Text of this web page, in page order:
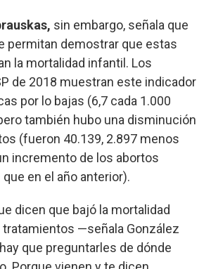
sin embargo, señala que
permitan demostrar que estas
la mortalidad infantil. Los
de 2018 muestran este indicador
por lo bajas (6,7 cada 1.000
también hubo una disminución
(fueron 40.139, 2.897 menos
incremento de los abortos
que en el año anterior).
dicen que bajó la mortalidad
—señala González
que preguntarles de dónde